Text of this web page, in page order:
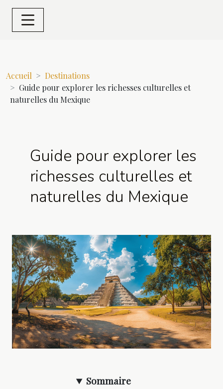
Accueil
Destinations
Guide pour explorer les richesses culturelles et
naturelles du Mexique
Guide pour explorer les
richesses culturelles et
naturelles du Mexique
Sommaire